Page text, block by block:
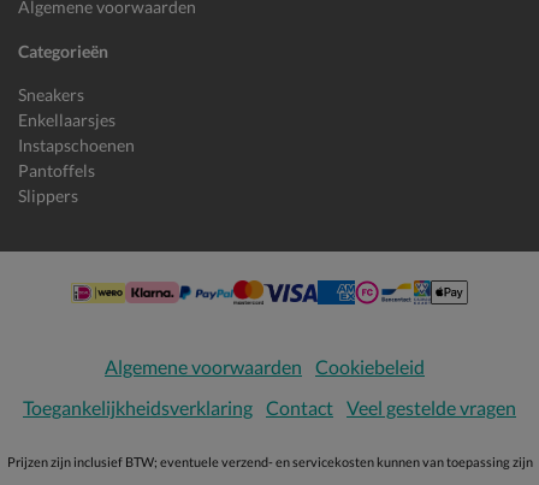
Algemene voorwaarden
Categorieën
Sneakers
Enkellaarsjes
Instapschoenen
Pantoffels
Slippers
Algemene voorwaarden
Cookiebeleid
Toegankelijkheidsverklaring Contact Veel gestelde vragen
Prijzen zijn inclusief BTW; eventuele verzend- en servicekosten kunnen van toepassing zijn